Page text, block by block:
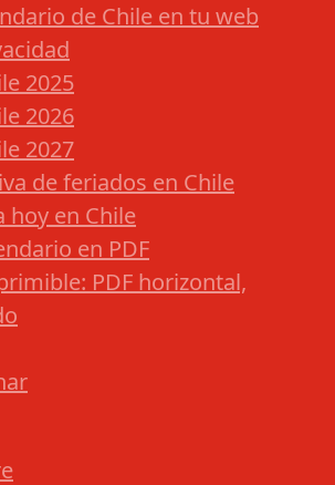
de Chile en tu web
2025
2026
2027
de feriados en Chile
hoy en Chile
en PDF
PDF horizontal,